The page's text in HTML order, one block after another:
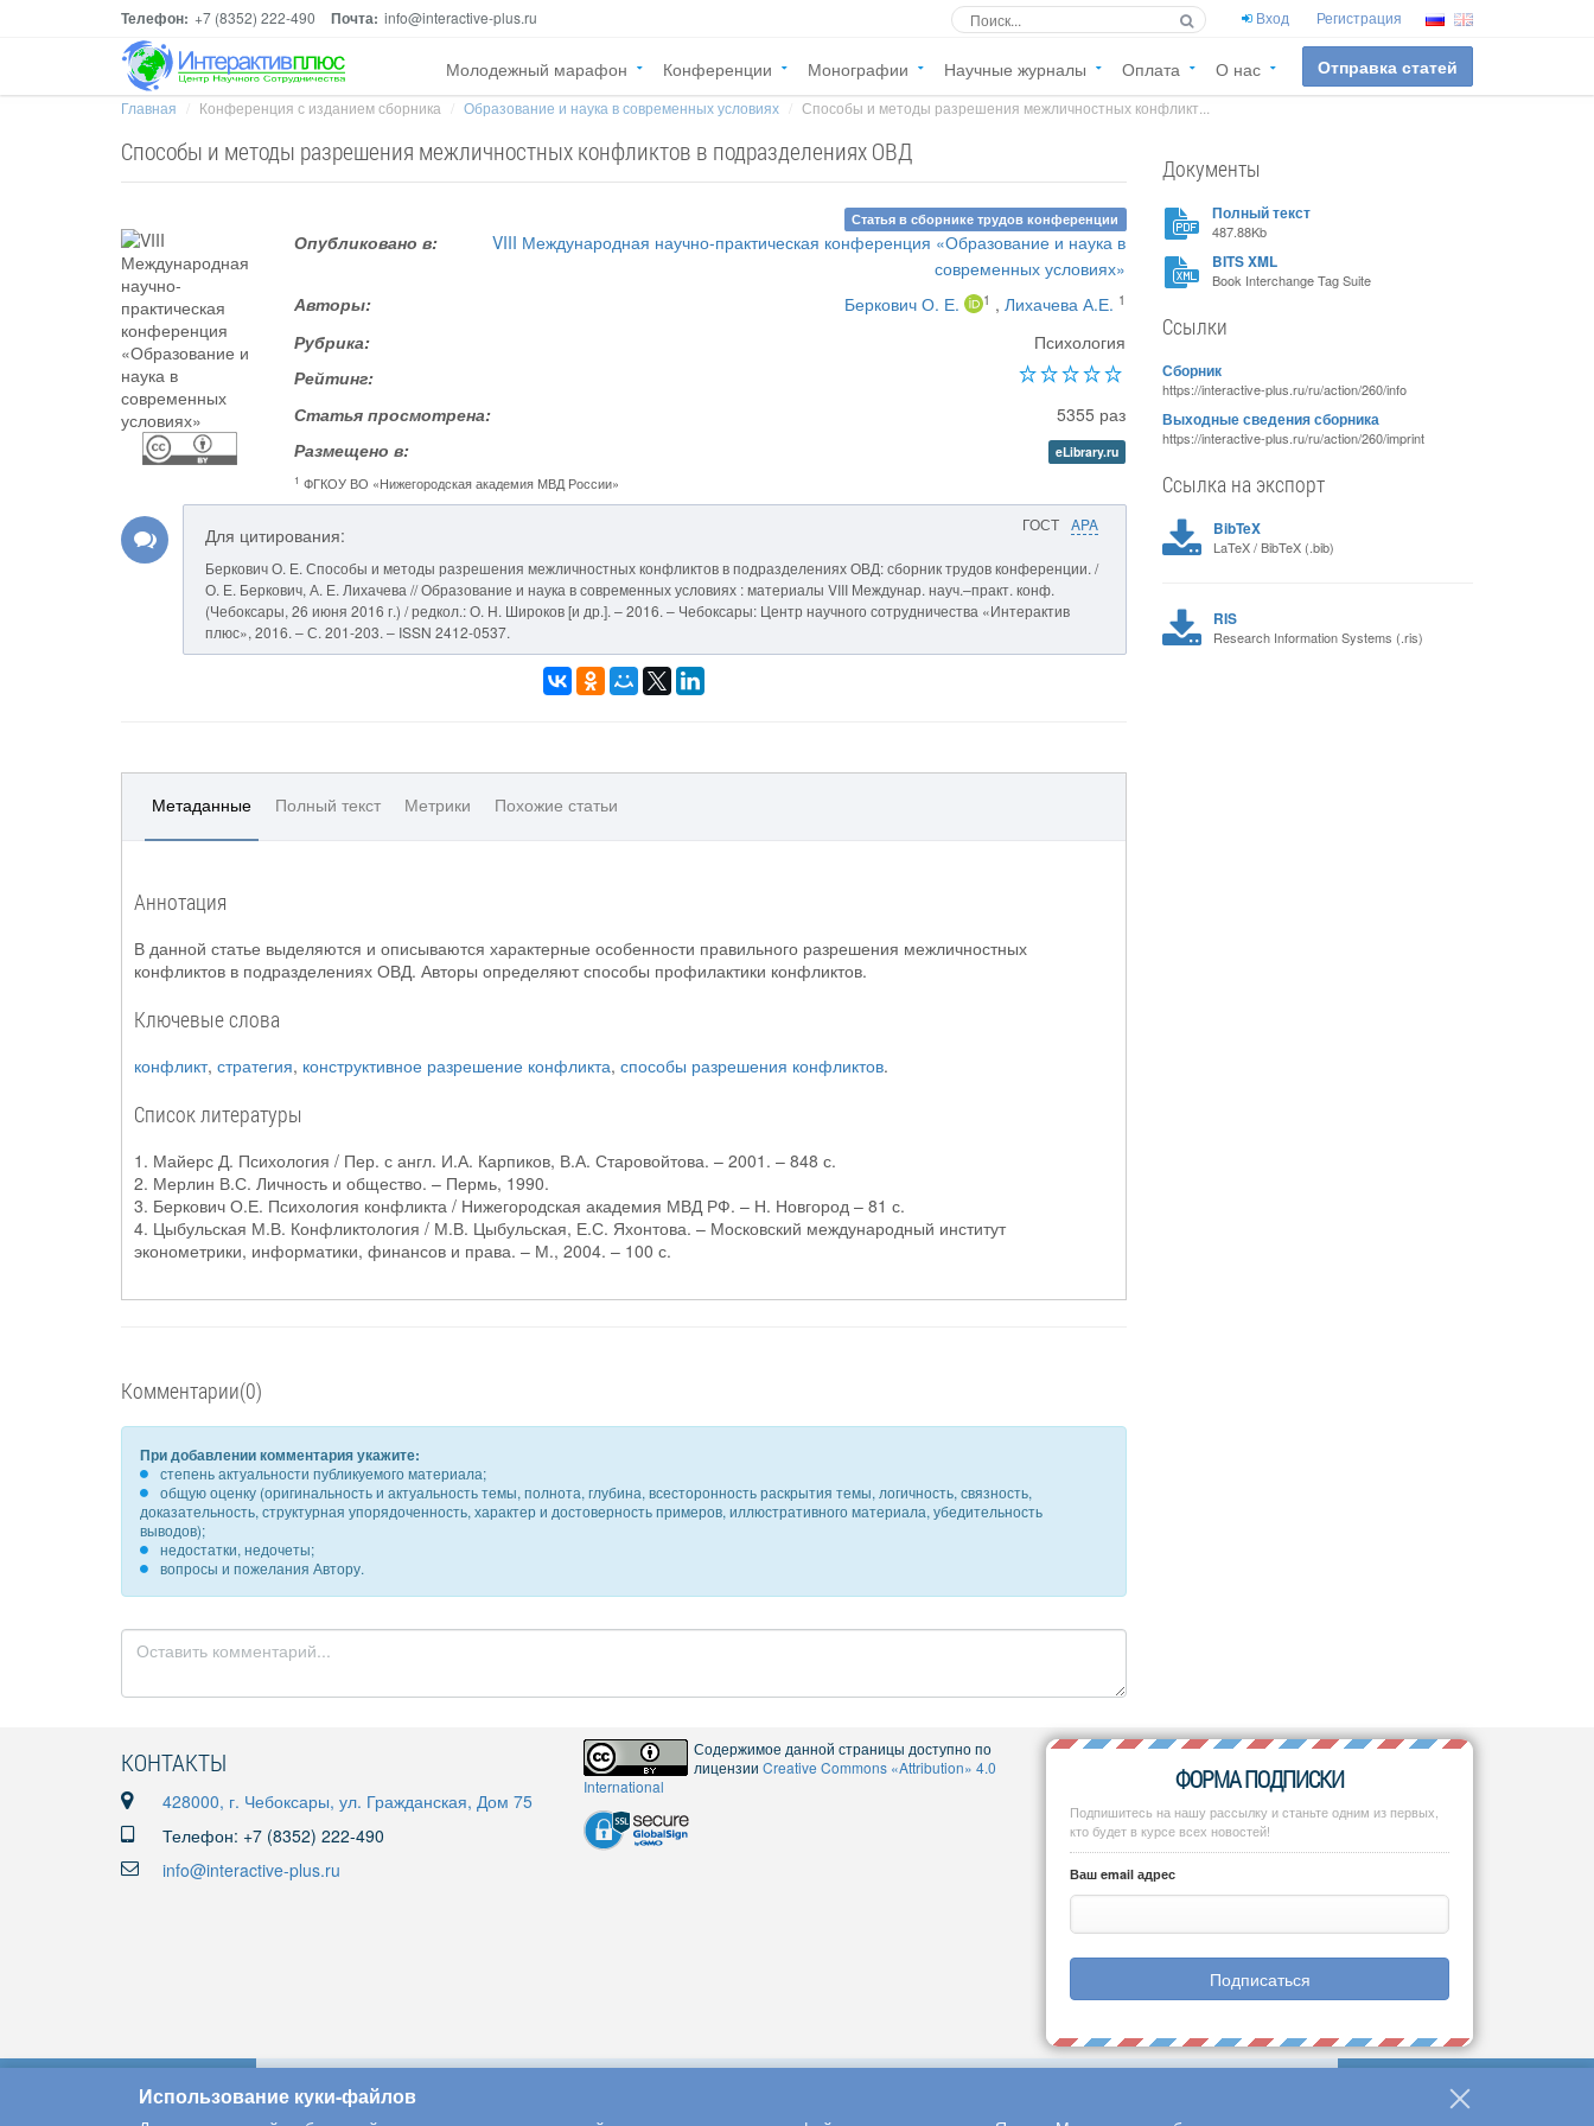
Телефон: +7 (8352) 222-490 Почта: info@interactive-plus.ru Вход Регистрация
Молодежный марафон Конференции Монографии Научные журналы Оплата О нас Отправка статей
Главная Конференция с изданием сборника Образование и наука в современных условиях Способы и методы разрешения межличностных конфликт...
Способы и методы разрешения межличностных конфликтов в подразделениях ОВД
Статья в сборнике трудов конференции
Опубликовано в:
VIII Международная научно-практическая конференция «Образование и наука в
современных условиях»
Авторы:
Беркович О. Е. 1 ,Лихачева А.Е. 1
Рубрика:
Психология
Рейтинг:
Статья просмотрена:
5355 раз
Размещено в:
eLibrary.ru
1 ФГКОУ ВО «Нижегородская академия МВД России»
ГОСТ APA
Для цитирования:
Беркович О. Е. Способы и методы разрешения межличностных конфликтов в подразделениях ОВД: сборник трудов конференции. /
О. Е. Беркович, А. Е. Лихачева // Образование и наука в современных условиях : материалы VIII Междунар. науч.–практ. конф.
(Чебоксары, 26 июня 2016 г.) / редкол.: О. Н. Широков [и др.]. – 2016. – Чебоксары: Центр научного сотрудничества «Интерактив
плюс», 2016. – С. 201-203. – ISSN 2412-0537.
Метаданные Полный текст Метрики Похожие статьи
Аннотация
В данной статье выделяются и описываются характерные особенности правильного разрешения межличностных
конфликтов в подразделениях ОВД. Авторы определяют способы профилактики конфликтов.
Ключевые слова
конфликт, стратегия, конструктивное разрешение конфликта, способы разрешения конфликтов.
Список литературы
1. Майерс Д. Психология / Пер. с англ. И.А. Карпиков, В.А. Старовойтова. – 2001. – 848 с.
2. Мерлин В.С. Личность и общество. – Пермь, 1990.
3. Беркович О.Е. Психология конфликта / Нижегородская академия МВД РФ. – Н. Новгород – 81 с.
4. Цыбульская М.В. Конфликтология / М.В. Цыбульская, Е.С. Яхонтова. – Московский международный институт
эконометрики, информатики, финансов и права. – М., 2004. – 100 с.
Комментарии(0)
При добавлении комментария укажите:
степень актуальности публикуемого материала;
общую оценку (оригинальность и актуальность темы, полнота, глубина, всесторонность раскрытия темы, логичность, связность,
доказательность, структурная упорядоченность, характер и достоверность примеров, иллюстративного материала, убедительность
выводов);
недостатки, недочеты;
вопросы и пожелания Автору.
Документы
Полный текст
487.88Kb
BITS XML
Book Interchange Tag Suite
Ссылки
Сборник
https://interactive-plus.ru/ru/action/260/info
Выходные сведения сборника
https://interactive-plus.ru/ru/action/260/imprint
Ссылка на экспорт
BibTeX
LaTeX / BibTeX (.bib)
RIS
Research Information Systems (.ris)
КОНТАКТЫ
428000, г. Чебоксары, ул. Гражданская, Дом 75
Телефон: +7 (8352) 222-490
info@interactive-plus.ru
Содержимое данной страницы доступно по
лицензии Creative Commons «Attribution» 4.0
International
ФОРМА ПОДПИСКИ
Подпишитесь на нашу рассылку и станьте одним из первых,
кто будет в курсе всех новостей!
Ваш email адрес
Подписаться
Использование куки-файлов